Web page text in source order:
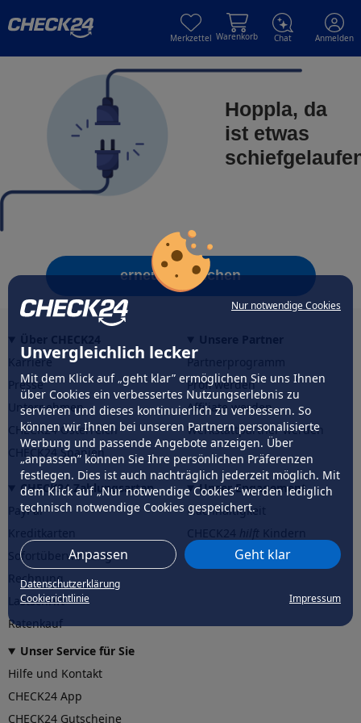
Nur notwendige Cookies
Unvergleichlich lecker
Mit dem Klick auf „geht klar” ermöglichen Sie uns Ihnen
über Cookies ein verbessertes Nutzungserlebnis zu
servieren und dieses kontinuierlich zu verbessern. So
können wir Ihnen bei unseren Partnern personalisierte
Werbung und passende Angebote anzeigen. Über
„anpassen” können Sie Ihre persönlichen Präferenzen
festlegen. Dies ist auch nachträglich jederzeit möglich. Mit
dem Klick auf „Nur notwendige Cookies” werden lediglich
technisch notwendige Cookies gespeichert.
Anpassen Geht klar
Datenschutzerklärung
Cookierichtlinie
Impressum
Merkzettel Warenkorb Chat Anmelden
Hoppla, da
ist etwas
erneut versuchen
Karriere
Presse
Unternehmen
CHECK24 Österreich
CHECK24 Spanien
Partnerprogramm
Profi werden
Affiliate werden
Werkstattpartner werden
CHECK24 Zahlungsarten
PayPal
Sofortüberweisung
Rechnung
Lastschrift
Ratenkauf
Unser Engagement
Nachhaltigkeit
CHECK24hilftder Natur
Unser Service für Sie
Hilfe und Kontakt
CHECK24 App
CHECK24 Gutscheine